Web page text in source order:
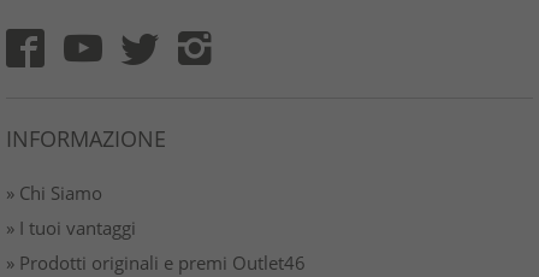
INFORMAZIONE
» Chi Siamo
» I tuoi vantaggi
» Prodotti originali e premi Outlet46